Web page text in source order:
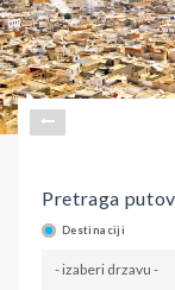
Pretraga
Destinaciji
- izaberi drzavu -